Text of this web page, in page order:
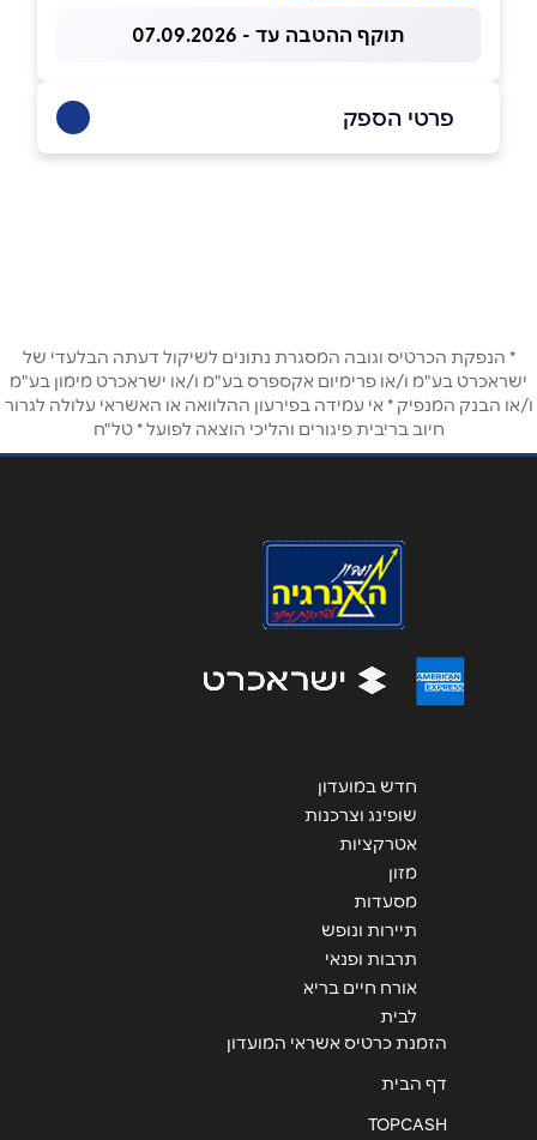
תוקף ההטבה עד - 07.09.2026
פרטי הספק
טלפון*
אימייל*
אנא חזרו אלי בקשר ל...
*
* הנפקת הכרטיס וגובה המסגרת נתונים לשיקול דעתה הבלעדי של
ישראכרט בע"מ ו/או פרימיום אקספרס בע"מ ו/או ישראכרט מימון בע"מ
ו/או הבנק המנפיק * אי עמידה בפירעון ההלוואה או האשראי עלולה לגרור
חיוב בריבית פיגורים והליכי הוצאה לפועל * טל"ח
חדש במועדון
שופינג וצרכנות
אטרקציות
מזון
מסעדות
תיירות ונופש
תרבות ופנאי
אורח חיים בריא
לבית
הזמנת כרטיס אשראי המועדון
דף הבית
TOPCASH